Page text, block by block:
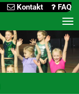
Kontakt FAQ